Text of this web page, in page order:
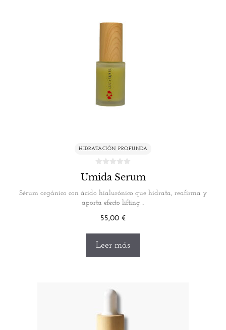
HIDRATACIÓN PROFUNDA
Umida Serum
Sérum orgánico con ácido hialurónico que hidrata, reafirma y
aporta efecto lifting…
55,00 €
Leer más